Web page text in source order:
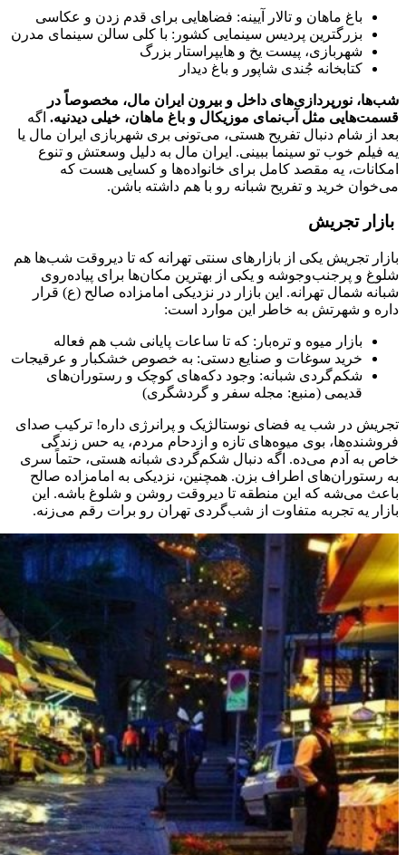
باغ ماهان و تالار آیینه: فضاهایی برای قدم زدن و عکاسی
بزرگترین پردیس سینمایی کشور: با کلی سالن سینمای مدرن
شهربازی، پیست یخ و هایپراستار بزرگ
کتابخانه جُندی شاپور و باغ دیدار
شب‌ها، نورپردازی‌های داخل و بیرون ایران مال، مخصوصاً در
قسمت‌هایی مثل آب‌نمای موزیکال و باغ ماهان، خیلی دیدنیه. اگه
بعد از شام دنبال تفریح هستی، می‌تونی بری شهربازی ایران مال یا
یه فیلم خوب تو سینما ببینی. ایران مال به دلیل وسعتش و تنوع
امکانات، یه مقصد کامل برای خانواده‌ها و کسایی هست که
می‌خوان خرید و تفریح شبانه رو با هم داشته باشن.
بازار تجریش
بازار تجریش یکی از بازارهای سنتی تهرانه که تا دیروقت شب‌ها هم
شلوغ و پرجنب‌وجوشه و یکی از بهترین مکان‌ها برای پیاده‌روی
شبانه شمال تهرانه. این بازار در نزدیکی امامزاده صالح (ع) قرار
داره و شهرتش به خاطر این موارد است:
بازار میوه و تره‌بار: که تا ساعات پایانی شب هم فعاله
خرید سوغات و صنایع دستی: به خصوص خشکبار و عرقیجات
شکم‌گردی شبانه: وجود دکه‌های کوچک و رستوران‌های
قدیمی (منبع: مجله سفر و گردشگری)
تجریش در شب یه فضای نوستالژیک و پرانرژی داره! ترکیب صدای
فروشنده‌ها، بوی میوه‌های تازه و ازدحام مردم، یه حس زندگی
خاص به آدم می‌ده. اگه دنبال شکم‌گردی شبانه هستی، حتماً سری
به رستوران‌های اطراف بزن. همچنین، نزدیکی به امامزاده صالح
باعث می‌شه که این منطقه تا دیروقت روشن و شلوغ باشه. این
بازار یه تجربه متفاوت از شب‌گردی تهران رو برات رقم می‌زنه.